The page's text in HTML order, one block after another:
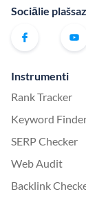
Sociālie
Instrumenti
Rank Tracker
Keyword
SERP Checker
Web Audit
Backlink